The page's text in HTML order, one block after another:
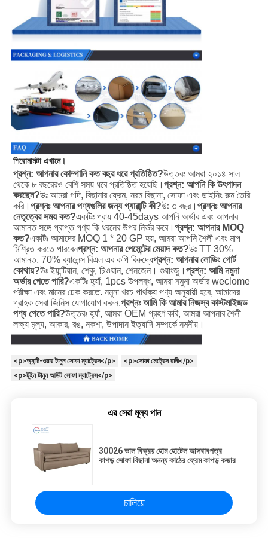
শিরোনামটা এখানে।
প্রশ্ন: আপনার কোম্পানি কত বছর ধরে প্রতিষ্ঠিত?উত্তরঃ আমরা ২০১৪ সাল
থেকে ৮ বছরেরও বেশি সময় ধরে প্রতিষ্ঠিত হয়েছি। প্রশ্ন: আপনি কি উৎপাদন
করছেন?উঃ আমরা গদি, বিছানার ফ্রেম, নরম বিছানা, সোফা এবং ডাইনিং রুম তৈরি
করি। প্রশ্নঃ আপনার পণ্যগুলির জন্য গ্যারান্টি কী?উঃ ৩ বছর। প্রশ্নঃ আপনার
নেতৃত্বের সময় কত?একটিঃ প্রায় 40-45days আপনি অর্ডার এবং আপনার
আমানত সঙ্গে প্রাপ্ত পণ্য কি ধরনের উপর নির্ভর করে। প্রশ্ন: আপনার MOQ
কত?একটিঃ আমাদের MOQ 1 * 20 GP হয়, আমরা আপনি শৈলী এবং মাপ
মিশ্রিত করতে পারবেনপ্রশ্ন: আপনার পেমেন্টের মেয়াদ কত?উঃ TT 30%
আমানত, 70% ব্যালেন্স বিএল এর কপি বিরুদ্ধেপ্রশ্ন: আপনার লোডিং পোর্ট
কোথায়?উঃ ইয়ান্টিয়ান, শেকু, চিওয়ান, শেনজেন। গুয়াংজু। প্রশ্ন: আমি নমুনা
অর্ডার পেতে পারি?একটিঃ হ্যাঁ, 1pcs উপলব্ধ, আমরা নমুনা অর্ডার weclome
পরীক্ষা এবং মানের চেক করতে. নমুনা খরচ পার্থক্য পণ্য অনুযায়ী হবে, আমাদের
গ্রাহক সেবা জিনিস যোগাযোগ করুন.প্রশ্নঃ আমি কি আমার নিজস্ব কাস্টমাইজড
পণ্য পেতে পারি?উত্তরঃ হ্যাঁ, আমরা OEM গ্রহণ করি, আমরা আপনার শৈলী
লক্ষ্য মূল্য, আকার, রঙ, নকশা, উপাদান ইত্যাদি সম্পর্কে নমনীয়।
<p>অ্যান্টি-ওয়ার টানুন সোফা ম্যাট্রেস</p>
<p>সোফা মেট্রেস রানী</p>
<p>টুইন টানুন আউট সোফা ম্যাট্রেস</p>
এর সেরা মূল্য পান
30026 ভাল বিক্রয় হোম হোটেল আসবাবপত্র
কাপড় সোফা বিছানা অনন্য কাঠের ফ্রেম কাপড় কভার
চালিয়ে